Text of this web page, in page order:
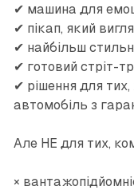
✔ машина для
✔ пікап, який
✔ найбільш
✔ готовий стріт-
✔ рішення для
автомобіль з
Але НЕ для тих,
×